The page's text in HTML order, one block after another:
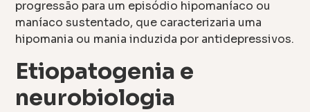
progressão para um episódio hipomaníaco ou
maníaco sustentado, que caracterizaria uma
hipomania ou mania induzida por antidepressivos.
Etiopatogenia e
neurobiologia